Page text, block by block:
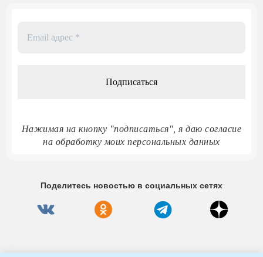
Нажимая на кнопку "подписаться", я даю согласие
на обработку моих персональных данных
Поделитесь новостью в социальных сетях